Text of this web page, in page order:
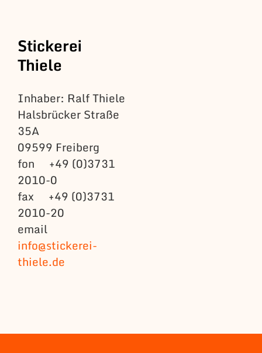
Stickerei
Thiele
Inhaber: Ralf Thiele
Halsbrücker Straße
35A
09599 Freiberg
fon +49 (0)3731
2010-0
fax +49 (0)3731
2010-20
email
info@stickerei-
thiele.de